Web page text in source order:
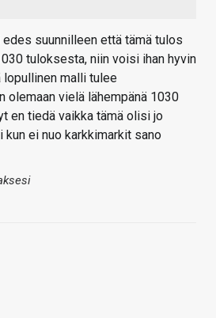
suunnilleen että tämä tulos
tuloksesta, niin voisi ihan hyvin
malli tulee
vielä lähempänä 1030
en tiedä vaikka tämä olisi jo
ei nuo karkkimarkit sano